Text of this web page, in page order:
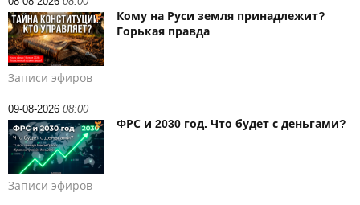
Кому на Руси земля принадлежит?
Горькая правда
Записи эфиров
09-08-2026 08:00
ФРС и 2030 год. Что будет с деньгами?
Записи эфиров